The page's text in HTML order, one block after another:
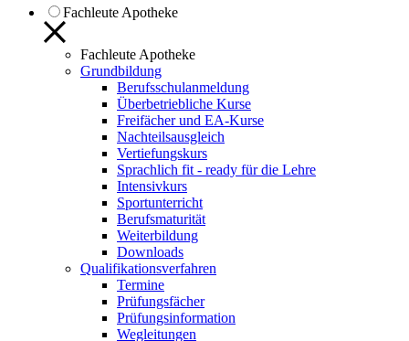
Fachleute Apotheke
Fachleute Apotheke
Grundbildung
Berufsschulanmeldung
Überbetriebliche Kurse
Freifächer und EA-Kurse
Nachteilsausgleich
Vertiefungskurs
Sprachlich fit - ready für die Lehre
Intensivkurs
Sportunterricht
Berufsmaturität
Weiterbildung
Downloads
Qualifikationsverfahren
Termine
Prüfungsfächer
Prüfungsinformation
Wegleitungen